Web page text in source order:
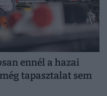
ennél a hazai
tapasztalat sem